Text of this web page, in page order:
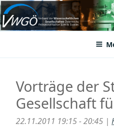
Zum
Inhalt
springenVWGÖ
Federation of Austrian Scientific
Vorträge der
Gesellschaft
22.11.2011 19:15 - 20:45 |